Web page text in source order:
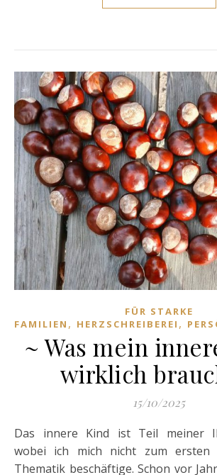
FÜR STARKE
FAMILIEN , HERZSCHREIBEREI ,
~ Was mein
wirklich
15/10/2025
Das innere Kind ist Teil meiner IFnT-Ausbildung,
wobei ich mich nicht zum
Thematik beschäftige. Schon vor